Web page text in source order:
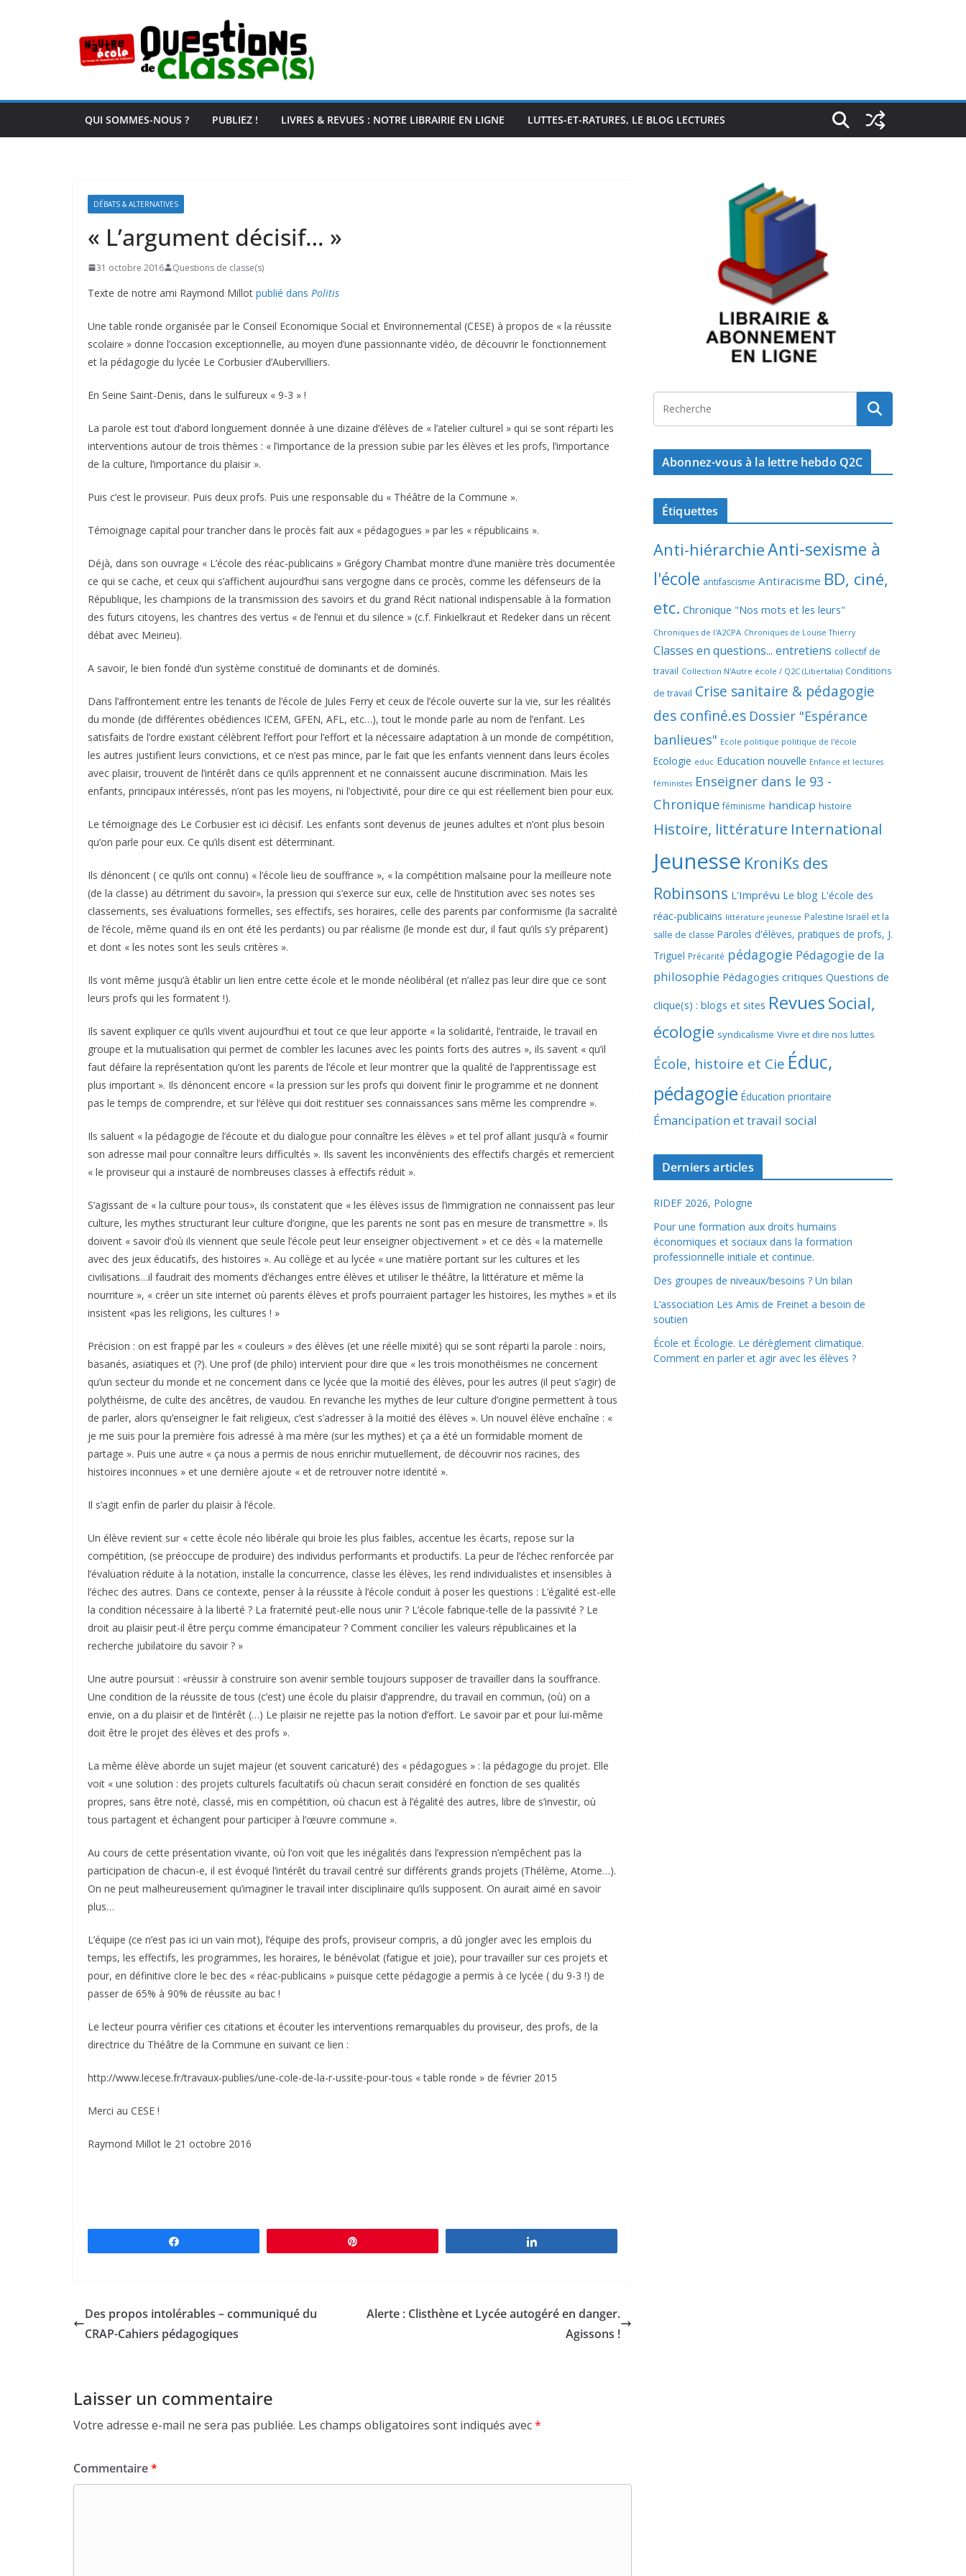
QUI SOMMES-NOUS ? PUBLIEZ ! LIVRES & REVUES : NOTRE LIBRAIRIE EN LIGNE LUTTES-ET-RATURES, LE BLOG LECTURES
DÉBATS & ALTERNATIVES
« L’argument décisif… »
31 octobre 2016 Questions de classe(s)
Texte de notre ami Raymond Millot publié dans Politis
Une table ronde organisée par le Conseil Economique Social et Environnemental (CESE) à propos de « la réussite
scolaire » donne l’occasion exceptionnelle, au moyen d’une passionnante vidéo, de découvrir le fonctionnement
et la pédagogie du lycée Le Corbusier d’Aubervilliers.
En Seine Saint-Denis, dans le sulfureux « 9-3 » !
La parole est tout d’abord longuement donnée à une dizaine d’élèves de « l’atelier culturel » qui se sont réparti les
interventions autour de trois thèmes : « l’importance de la pression subie par les élèves et les profs, l’importance
de la culture, l’importance du plaisir ».
Puis c’est le proviseur. Puis deux profs. Puis une responsable du « Théâtre de la Commune ».
Témoignage capital pour trancher dans le procès fait aux « pédagogues » par les « républicains ».
Déjà, dans son ouvrage « L’école des réac-publicains » Grégory Chambat montre d’une manière très documentée
ce qui se cache, et ceux qui s’affichent aujourd’hui sans vergogne dans ce procès, comme les défenseurs de la
République, les champions de la transmission des savoirs et du grand Récit national indispensable à la formation
des futurs citoyens, les chantres des vertus « de l’ennui et du silence » (c.f. Finkielkraut et Redeker dans un récent
débat avec Meirieu).
A savoir, le bien fondé d’un système constitué de dominants et de dominés.
Dans l’affrontement entre les tenants de l’école de Jules Ferry et ceux de l’école ouverte sur la vie, sur les réalités
du monde (de différentes obédiences ICEM, GFEN, AFL, etc…), tout le monde parle au nom de l’enfant. Les
satisfaits de l’ordre existant célèbrent l’effort pour l’effort et la nécessaire adaptation à un monde de compétition,
les autres justifient leurs convictions, et ce n’est pas mince, par le fait que les enfants viennent dans leurs écoles
avec plaisir, trouvent de l’intérêt dans ce qu’ils apprennent et ne connaissent aucune discrimination. Mais les
enfants, principaux intéressés, n’ont pas les moyens, ni l’objectivité, pour dire ce qui est réellement bien pour eux.
Le témoignage des Le Corbusier est ici décisif. Les enfants sont devenus de jeunes adultes et n’ont plus besoin
qu’on parle pour eux. Ce qu’ils disent est déterminant.
Ils dénoncent ( ce qu’ils ont connu) « l’école lieu de souffrance », « la compétition malsaine pour la meilleure note
(de la classe) au détriment du savoir», la pression qui s’exerce sur eux, celle de l’institution avec ses notes ses
classements, ses évaluations formelles, ses effectifs, ses horaires, celle des parents par conformisme (la sacralité
de l’école, même quand ils en ont été les perdants) ou par réalisme (le monde est dur, il faut qu’ils s’y préparent)
et dont « les notes sont les seuls critères ».
Ils vont même jusqu’à établir un lien entre cette école et le monde néolibéral (et n’allez pas leur dire que ce sont
leurs profs qui les formatent !).
Ils savent expliquer ce qu’ils vivent aujourd’hui et tout ce que leur apporte « la solidarité, l’entraide, le travail en
groupe et la mutualisation qui permet de combler les lacunes avec les points forts des autres », ils savent « qu’il
faut défaire la représentation qu’ont les parents de l’école et leur montrer que la qualité de l’apprentissage est
plus important ». Ils dénoncent encore « la pression sur les profs qui doivent finir le programme et ne donnent
pas le temps de comprendre, et sur l’élève qui doit restituer ses connaissances sans même les comprendre ».
Ils saluent « la pédagogie de l’écoute et du dialogue pour connaître les élèves » et tel prof allant jusqu’à « fournir
son adresse mail pour connaître leurs difficultés ». Ils savent les inconvénients des effectifs chargés et remercient
« le proviseur qui a instauré de nombreuses classes à effectifs réduit ».
S’agissant de « la culture pour tous», ils constatent que « les élèves issus de l’immigration ne connaissent pas leur
culture, les mythes structurant leur culture d’origine, que les parents ne sont pas en mesure de transmettre ». Ils
doivent « savoir d’où ils viennent que seule l’école peut leur enseigner objectivement » et ce dès « la maternelle
avec des jeux éducatifs, des histoires ». Au collège et au lycée « une matière portant sur les cultures et les
civilisations…il faudrait des moments d’échanges entre élèves et utiliser le théâtre, la littérature et même la
nourriture », « créer un site internet où parents élèves et profs pourraient partager les histoires, les mythes » et ils
insistent «pas les religions, les cultures ! »
Précision : on est frappé par les « couleurs » des élèves (et une réelle mixité) qui se sont réparti la parole : noirs,
basanés, asiatiques et (?). Une prof (de philo) intervient pour dire que « les trois monothéismes ne concernent
qu’un secteur du monde et ne concernent dans ce lycée que la moitié des élèves, pour les autres (il peut s’agir) de
polythéisme, de culte des ancêtres, de vaudou. En revanche les mythes de leur culture d’origine permettent à tous
de parler, alors qu’enseigner le fait religieux, c’est s’adresser à la moitié des élèves ». Un nouvel élève enchaîne : «
je me suis pour la première fois adressé à ma mère (sur les mythes) et ça a été un formidable moment de
partage ». Puis une autre « ça nous a permis de nous enrichir mutuellement, de découvrir nos racines, des
histoires inconnues » et une dernière ajoute « et de retrouver notre identité ».
Il s’agit enfin de parler du plaisir à l’école.
Un élève revient sur « cette école néo libérale qui broie les plus faibles, accentue les écarts, repose sur la
compétition, (se préoccupe de produire) des individus performants et productifs. La peur de l’échec renforcée par
l’évaluation réduite à la notation, installe la concurrence, classe les élèves, les rend individualistes et insensibles à
l’échec des autres. Dans ce contexte, penser à la réussite à l’école conduit à poser les questions : L’égalité est-elle
la condition nécessaire à la liberté ? La fraternité peut-elle nous unir ? L’école fabrique-telle de la passivité ? Le
droit au plaisir peut-il être perçu comme émancipateur ? Comment concilier les valeurs républicaines et la
recherche jubilatoire du savoir ? »
Une autre poursuit : «réussir à construire son avenir semble toujours supposer de travailler dans la souffrance.
Une condition de la réussite de tous (c’est) une école du plaisir d’apprendre, du travail en commun, (où) on a
envie, on a du plaisir et de l’intérêt (…) Le plaisir ne rejette pas la notion d’effort. Le savoir par et pour lui-même
doit être le projet des élèves et des profs ».
La même élève aborde un sujet majeur (et souvent caricaturé) des « pédagogues » : la pédagogie du projet. Elle
voit « une solution : des projets culturels facultatifs où chacun serait considéré en fonction de ses qualités
propres, sans être noté, classé, mis en compétition, où chacun est à l’égalité des autres, libre de s’investir, où
tous partagent et échangent pour participer à l’œuvre commune ».
Au cours de cette présentation vivante, où l’on voit que les inégalités dans l’expression n’empêchent pas la
participation de chacun-e, il est évoqué l’intérêt du travail centré sur différents grands projets (Thélème, Atome…).
On ne peut malheureusement qu’imaginer le travail inter disciplinaire qu’ils supposent. On aurait aimé en savoir
plus…
L’équipe (ce n’est pas ici un vain mot), l’équipe des profs, proviseur compris, a dû jongler avec les emplois du
temps, les effectifs, les programmes, les horaires, le bénévolat (fatigue et joie), pour travailler sur ces projets et
pour, en définitive clore le bec des « réac-publicains » puisque cette pédagogie a permis à ce lycée ( du 9-3 !) de
passer de 65% à 90% de réussite au bac !
Le lecteur pourra vérifier ces citations et écouter les interventions remarquables du proviseur, des profs, de la
directrice du Théâtre de la Commune en suivant ce lien :
http://www.lecese.fr/travaux-publies/une-cole-de-la-r-ussite-pour-tous « table ronde » de février 2015
Merci au CESE !
Raymond Millot le 21 octobre 2016
Des propos intolérables – communiqué du
CRAP-Cahiers pédagogiques
Alerte : Clisthène et Lycée autogéré en danger.
Agissons !
Laisser un commentaire
Votre adresse e-mail ne sera pas publiée. Les champs obligatoires sont indiqués avec*
Commentaire*
Abonnez-vous à la lettre hebdo Q2C
Étiquettes
Anti-hiérarchieAnti-sexisme à
l'école antifascisme Antiracisme BD, ciné,
etc. Chronique "Nos mots et les leurs"
Chroniques de l'A2CPA Chroniques de Louise Thierry
Classes en questions... entretiens collectif de
travail Collection N'Autre école / Q2C (Libertalia) Conditions
de travail Crise sanitaire & pédagogie
des confiné.es Dossier "Espérance
banlieues" Ecole politique politique de l'école
Ecologie educ Education nouvelle Enfance et lectures
féministes Enseigner dans le 93 -
Chronique féminisme handicap histoire
Histoire, littérature International
Jeunesse KroniKs des
Robinsons L'Imprévu Le blog L'école des
réac-publicains littérature jeunesse Palestine Israël et la
salle de classe Paroles d'élèves, pratiques de profs, J.
Triguel Précarité pédagogie Pédagogie de la
philosophie Pédagogies critiques Questions de
clique(s) : blogs et sites RevuesSocial,
écologie syndicalisme Vivre et dire nos luttes
École, histoire et Cie Éduc,
pédagogie Éducation prioritaire
Émancipation et travail social
Derniers articles
RIDEF 2026, Pologne
Pour une formation aux droits humains
économiques et sociaux dans la formation
professionnelle initiale et continue.
Des groupes de niveaux/besoins ? Un bilan
L’association Les Amis de Freinet a besoin de
soutien
École et Écologie. Le dérèglement climatique.
Comment en parler et agir avec les élèves ?